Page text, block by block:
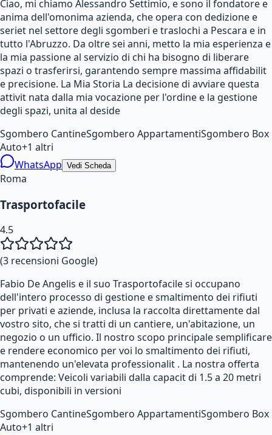
Ciao, mi chiamo Alessandro Settimio, e sono il fondatore e
anima dell'omonima azienda, che opera con dedizione e
seriet nel settore degli sgomberi e traslochi a Pescara e in
tutto l'Abruzzo. Da oltre sei anni, metto la mia esperienza e
la mia passione al servizio di chi ha bisogno di liberare
spazi o trasferirsi, garantendo sempre massima affidabilit
e precisione. La Mia Storia La decisione di avviare questa
attivit nata dalla mia vocazione per l'ordine e la gestione
degli spazi, unita al deside
Sgombero CantineSgombero AppartamentiSgombero Box
Auto+1 altri
WhatsApp Vedi Scheda
Roma
Trasportofacile
4.5
(3 recensioni Google)
Fabio De Angelis e il suo Trasportofacile si occupano
dell'intero processo di gestione e smaltimento dei rifiuti
per privati e aziende, inclusa la raccolta direttamente dal
vostro sito, che si tratti di un cantiere, un'abitazione, un
negozio o un ufficio. Il nostro scopo principale semplificare
e rendere economico per voi lo smaltimento dei rifiuti,
mantenendo un'elevata professionalit . La nostra offerta
comprende: Veicoli variabili dalla capacit di 1.5 a 20 metri
cubi, disponibili in versioni
Sgombero CantineSgombero AppartamentiSgombero Box
Auto+1 altri